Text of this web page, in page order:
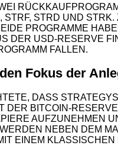
STRF, STRD UND
PROGRAMME
DER USD-RESERVE
FALLEN.
Fokus der
DASS
DER BITCOIN-
AUFZUNEHMEN
NEBEN DEM
EINEM